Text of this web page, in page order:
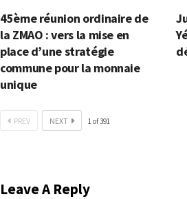
45ème réunion ordinaire de
la ZMAO : vers la mise en
place d’une stratégie
commune pour la monnaie
unique
PREV NEXT 1of391
Leave A Reply